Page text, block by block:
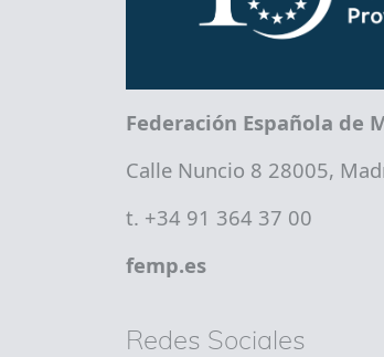
Federación Española de
Calle Nuncio 8 28005,
t. +34 91 364 37 00
femp.es
Redes Sociales